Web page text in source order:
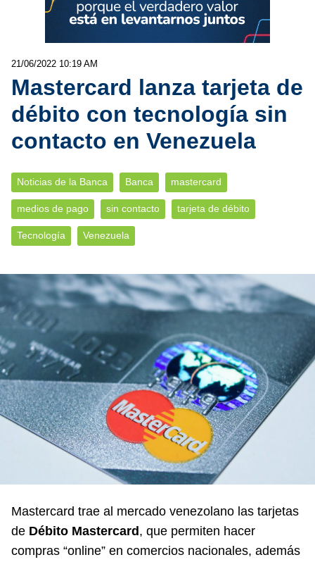
21/06/2022 10:19 AM
Mastercard lanza tarjeta de
débito con tecnología sin
contacto en Venezuela
Noticias de la Banca Banca mastercard
medios de pago sin contacto tarjeta de débito
Tecnología Venezuela
Mastercard trae al mercado venezolano las tarjetas
de Débito Mastercard, que permiten hacer
compras “online” en comercios nacionales, además